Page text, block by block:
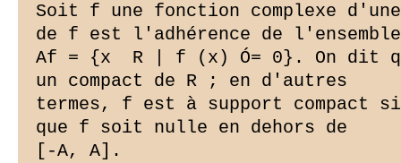
Soit f une fonction complexe
de f est l'adhérence de l'ensemble
Af = {x  R | f (x) Ó= 0}. On dit
un compact de R ; en d'autres
termes, f est à support
que f soit nulle en dehors de
[-A, A].